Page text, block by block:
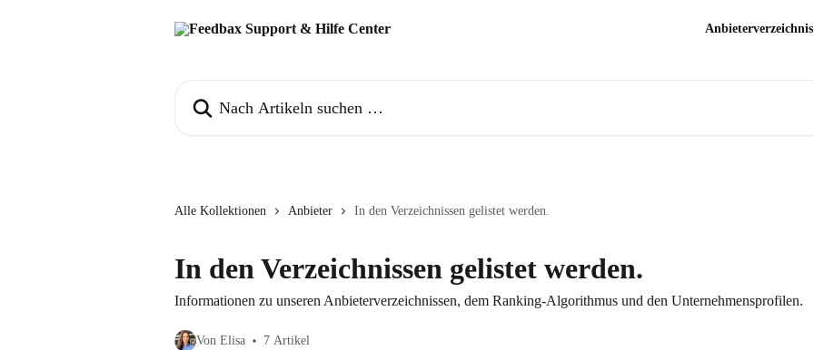
Anbieterverzeichnis
Alle Kollektionen Anbieter In den Verzeichnissen gelistet werden.
In den Verzeichnissen gelistet werden.
Informationen zu unseren Anbieterverzeichnissen, dem Ranking-Algorithmus und den Unternehmensprofilen.
Von Elisa 7 Artikel